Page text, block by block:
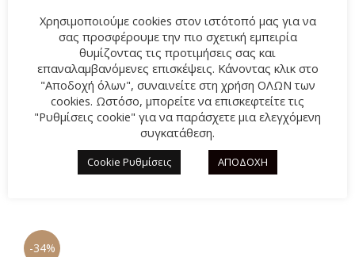
Πέδιλο B-Soft 8867-8
Original
39,00€.
27,00€Η
Γαλότσα BLONDIE
PAOLA-001 ΜΑΥΡΟ
23,00€
-34%
Χρησιμοποιούμε cookies στον ιστότοπό μας για να
σας προσφέρουμε την πιο σχετική εμπειρία
θυμίζοντας τις προτιμήσεις σας και
επαναλαμβανόμενες επισκέψεις. Κάνοντας κλικ στο
"Αποδοχή όλων", συναινείτε στη χρήση ΟΛΩΝ των
cookies. Ωστόσο, μπορείτε να επισκεφτείτε τις
"Ρυθμίσεις cookie" για να παράσχετε μια ελεγχόμενη
συγκατάθεση.
Cookie Ρυθμίσεις ΑΠΟΔΟΧΗ